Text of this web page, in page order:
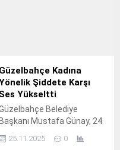
Güzelbahçe Kadına
Şiddete Karşı
Ses Yükseltti
Belediye
Başkanı Mustafa Günay, 24
ilçedeki tüm
25.11.2025 0